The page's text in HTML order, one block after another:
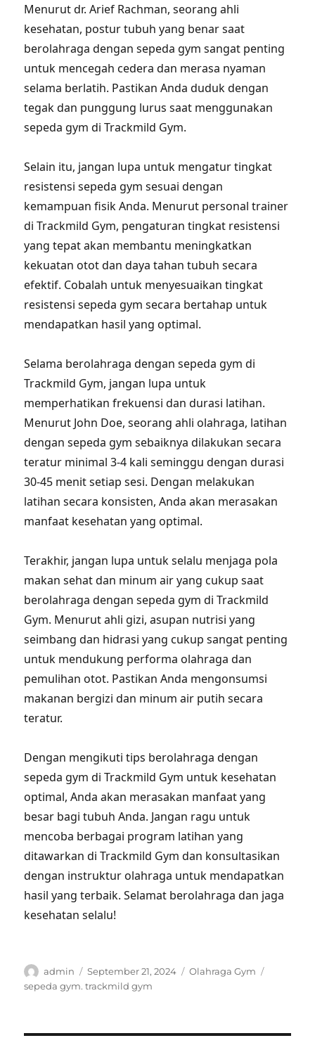
Menurut dr. Arief Rachman, seorang ahli
kesehatan, postur tubuh yang benar saat
berolahraga dengan sepeda gym sangat penting
untuk mencegah cedera dan merasa nyaman
selama berlatih. Pastikan Anda duduk dengan
tegak dan punggung lurus saat menggunakan
sepeda gym di Trackmild Gym.
Selain itu, jangan lupa untuk mengatur tingkat
resistensi sepeda gym sesuai dengan
kemampuan fisik Anda. Menurut personal trainer
di Trackmild Gym, pengaturan tingkat resistensi
yang tepat akan membantu meningkatkan
kekuatan otot dan daya tahan tubuh secara
efektif. Cobalah untuk menyesuaikan tingkat
resistensi sepeda gym secara bertahap untuk
mendapatkan hasil yang optimal.
Selama berolahraga dengan sepeda gym di
Trackmild Gym, jangan lupa untuk
memperhatikan frekuensi dan durasi latihan.
Menurut John Doe, seorang ahli olahraga, latihan
dengan sepeda gym sebaiknya dilakukan secara
teratur minimal 3-4 kali seminggu dengan durasi
30-45 menit setiap sesi. Dengan melakukan
latihan secara konsisten, Anda akan merasakan
manfaat kesehatan yang optimal.
Terakhir, jangan lupa untuk selalu menjaga pola
makan sehat dan minum air yang cukup saat
berolahraga dengan sepeda gym di Trackmild
Gym. Menurut ahli gizi, asupan nutrisi yang
seimbang dan hidrasi yang cukup sangat penting
untuk mendukung performa olahraga dan
pemulihan otot. Pastikan Anda mengonsumsi
makanan bergizi dan minum air putih secara
teratur.
Dengan mengikuti tips berolahraga dengan
sepeda gym di Trackmild Gym untuk kesehatan
optimal, Anda akan merasakan manfaat yang
besar bagi tubuh Anda. Jangan ragu untuk
mencoba berbagai program latihan yang
ditawarkan di Trackmild Gym dan konsultasikan
dengan instruktur olahraga untuk mendapatkan
hasil yang terbaik. Selamat berolahraga dan jaga
kesehatan selalu!
Author
admin
Posted
on
September 21, 2024 Categories
Olahraga Gym
sepeda gym. trackmild gym